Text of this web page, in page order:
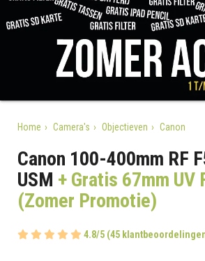
Home Camera's Objectieven Canon
Canon 100-400mm RF
USM + Gratis 67mm UV
(Zomer Promotie)
4.8/5 (45